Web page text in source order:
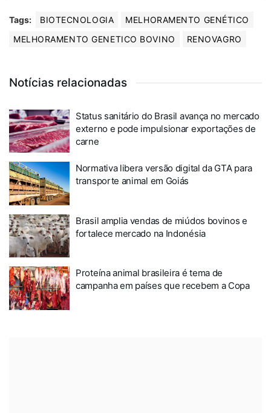
Tags: BIOTECNOLOGIA
MELHORAMENTO GENÉTICO
MELHORAMENTO GENETICO BOVINO
RENOVAGRO
Notícias relacionadas
Status sanitário do Brasil avança no mercado
externo e pode impulsionar exportações de
carne
Normativa libera versão digital da GTA para
transporte animal em Goiás
Brasil amplia vendas de miúdos bovinos e
fortalece mercado na Indonésia
Proteína animal brasileira é tema de
campanha em países que recebem a Copa